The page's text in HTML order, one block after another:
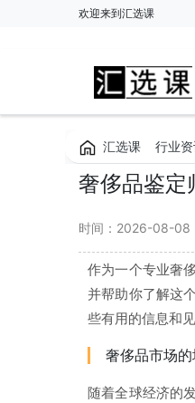
欢迎来到汇选课
汇选课 行业
奢侈品鉴定
时间：2026-08-08
作为一个专业奢
并帮助你了解这
些有用的信息和见
奢侈品市场
随着全球经济的